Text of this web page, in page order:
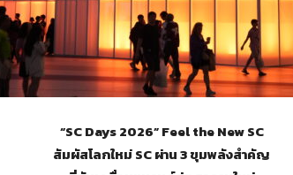
“SC Days 2026” Feel the New SC
สัมผัสโลกใหม่ SC ผ่าน 3 ขุมพลังสำคัญ